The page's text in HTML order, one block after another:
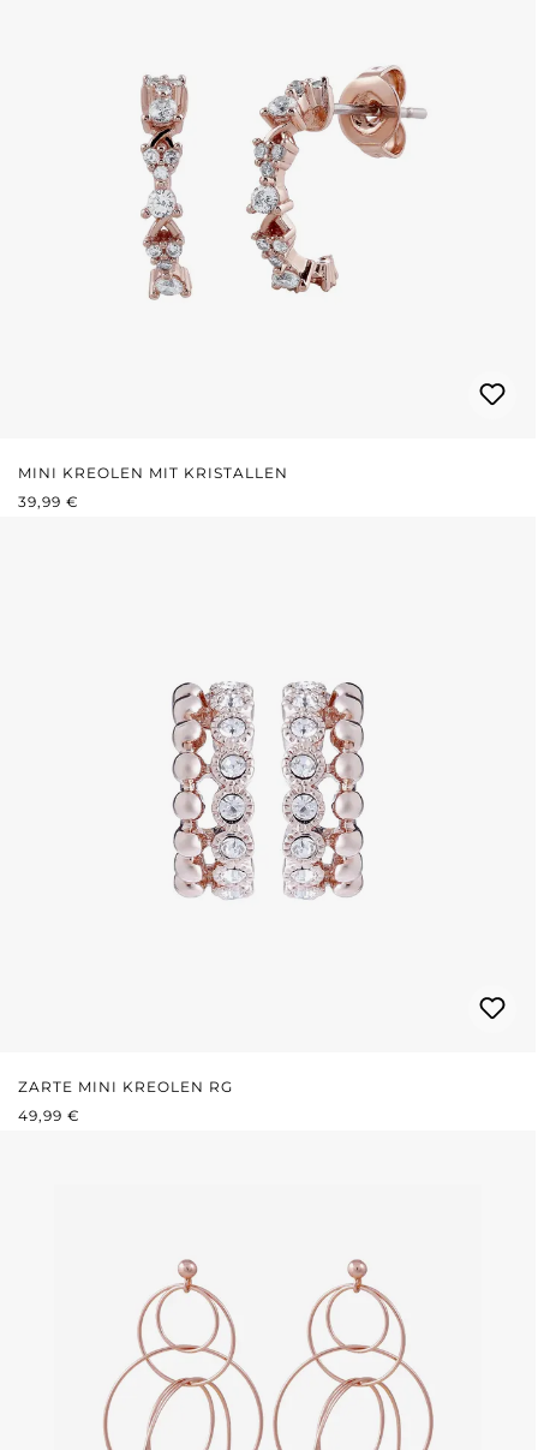
MINI KREOLEN MIT KRISTALLEN
REGULÄRER PREIS:
39,99 €
ZARTE MINI KREOLEN RG
REGULÄRER PREIS:
49,99 €